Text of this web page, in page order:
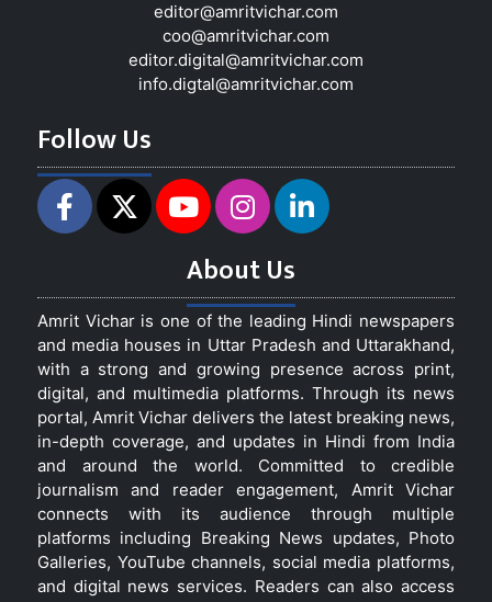
editor@amritvichar.com
coo@amritvichar.com
editor.digital@amritvichar.com
info.digtal@amritvichar.com
Follow Us
About Us
Amrit Vichar is one of the leading Hindi newspapers
and media houses in Uttar Pradesh and Uttarakhand,
with a strong and growing presence across print,
digital, and multimedia platforms. Through its news
portal, Amrit Vichar delivers the latest breaking news,
in-depth coverage, and updates in Hindi from India
and around the world. Committed to credible
journalism and reader engagement, Amrit Vichar
connects with its audience through multiple
platforms including Breaking News updates, Photo
Galleries, YouTube channels, social media platforms,
and digital news services. Readers can also access